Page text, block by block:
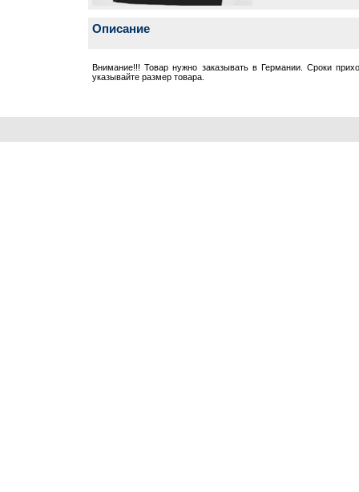
Описание
Внимание!!! Товар нужно заказывать в Германии. Сроки
указывайте размер товара.